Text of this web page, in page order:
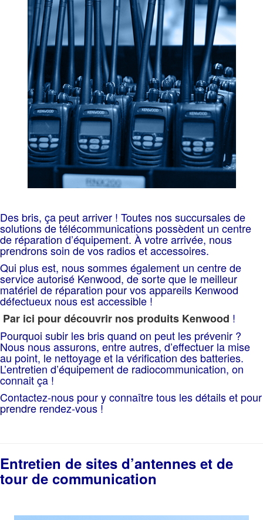
Des bris, ça peut arriver ! Toutes nos succursales de
solutions de télécommunications possèdent un centre
de réparation d’équipement. À votre arrivée, nous
prendrons soin de vos radios et accessoires.
Qui plus est, nous sommes également un centre de
service autorisé Kenwood, de sorte que le meilleur
matériel de réparation pour vos appareils Kenwood
défectueux nous est accessible !
Par ici pour découvrir nos produits Kenwood !
Pourquoi subir les bris quand on peut les prévenir ?
Nous nous assurons, entre autres, d’effectuer la mise
au point, le nettoyage et la vérification des batteries.
L’entretien d’équipement de radiocommunication, on
connait ça !
Contactez-nous pour y connaître tous les détails et pour
prendre rendez-vous !
Entretien de sites d’antennes et de
tour de communication